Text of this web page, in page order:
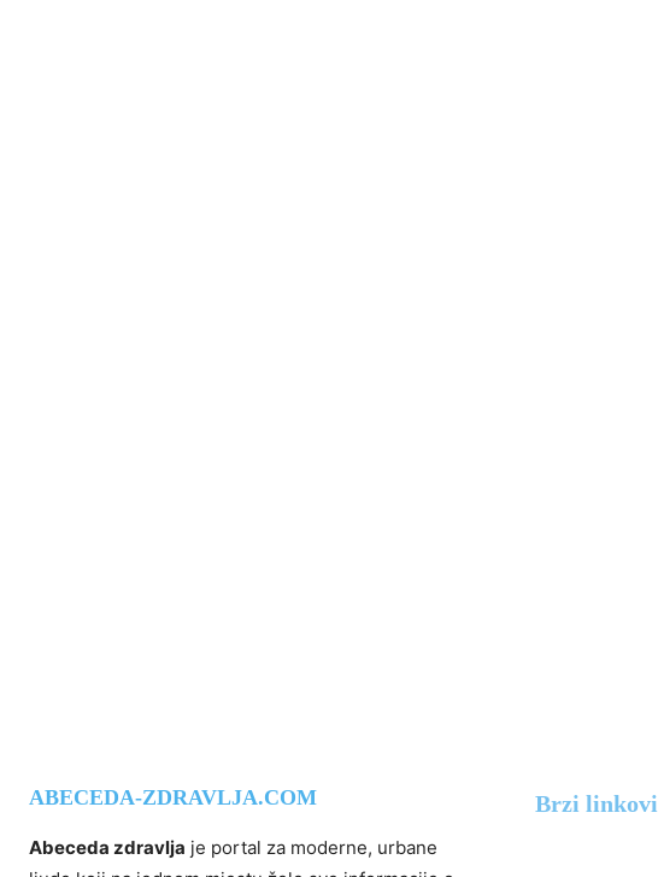
ABECEDA-ZDRAVLJA.COM
Abeceda zdravlja je portal za moderne, urbane
Brzi linkovi